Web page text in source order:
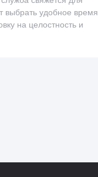
выбрать удобное время
на целостность и